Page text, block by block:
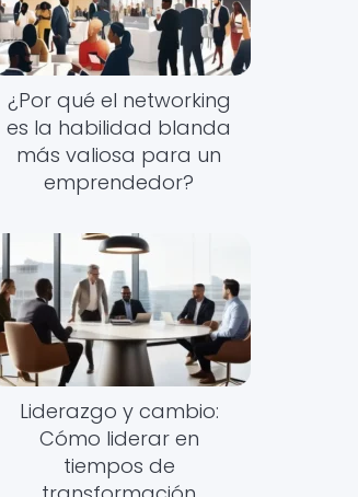
¿Por qué el networking
es la habilidad blanda
más valiosa para un
emprendedor?
Liderazgo y cambio:
Cómo liderar en
tiempos de